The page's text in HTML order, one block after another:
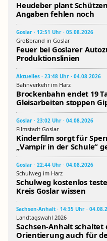
Heudeber plant
Angaben fehlen noch
Goslar · 12:51 Uhr · 05.08.2026
Großbrand in Goslar
Feuer bei Goslarer
Produktionslinien
Aktuelles · 23:48 Uhr · 04.08.2026
Bahnverkehr im Harz
Brockenbahn endet 19
Gleisarbeiten stoppen
Goslar · 23:02 Uhr · 04.08.2026
Filmstadt Goslar
Kinderfilm sorgt für
„Vampir in der Schule“
Goslar · 22:44 Uhr · 04.08.2026
Schulweg im Harz
Schulweg kostenlos
Kreis Goslar wissen
Sachsen-Anhalt · 14:35 Uhr ·
Landtagswahl 2026
Sachsen-Anhalt schaltet
Orientierung auch für